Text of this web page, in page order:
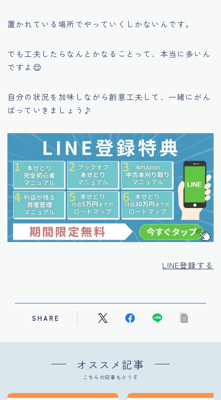
置かれている場所でやっていくしかないんです。
でも工夫したらなんとかなることって、本当に多いん
ですよ😌
自分の状況を加味しながら創意工夫して、一緒にがん
ばっていきましょう♪
LINE登録する
SHARE
オススメ記事
こちらの記事もどうぞ